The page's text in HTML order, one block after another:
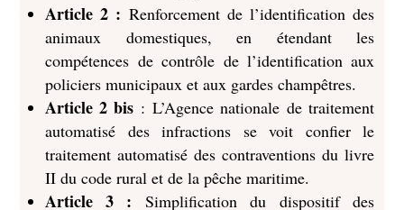
Article 2 : Renforcement de l’identification des
animaux domestiques, en étendant les
compétences de contrôle de l’identification aux
policiers municipaux et aux gardes champêtres.
Article 2 bis : L’Agence nationale de traitement
automatisé des infractions se voit confier le
traitement automatisé des contraventions du livre
II du code rural et de la pêche maritime.
Article 3 : Simplification du dispositif des